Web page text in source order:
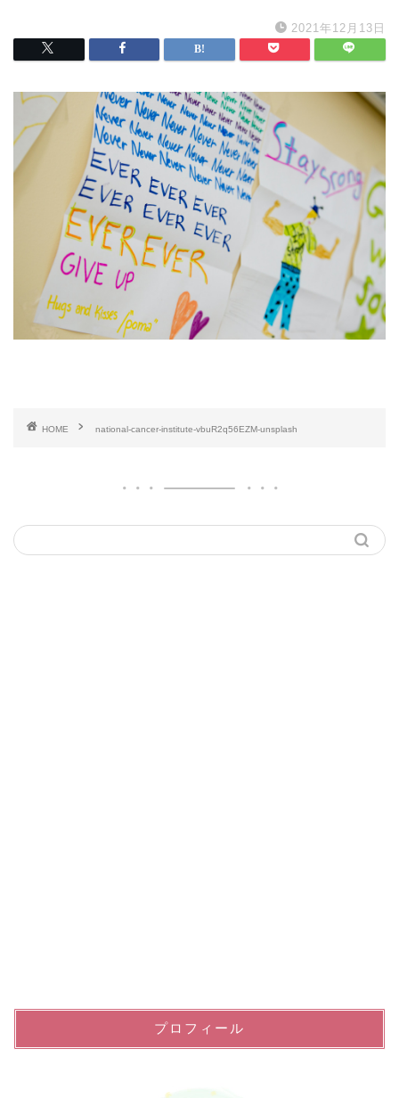
2021年12月13日
HOME national-cancer-institute-vbuR2q56EZM-unsplash
プロフィール